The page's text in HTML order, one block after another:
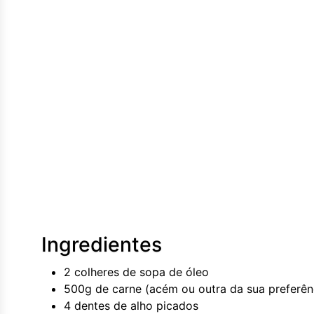
Ingredientes
2 colheres de sopa de óleo
500g de carne (acém ou outra da sua
4 dentes de alho picados